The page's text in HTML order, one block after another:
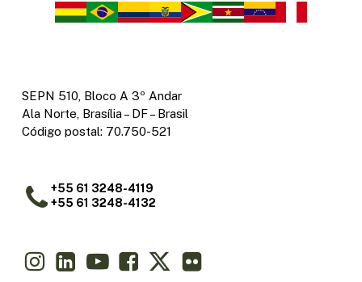
SEPN 510, Bloco A 3º Andar
Ala Norte, Brasília – DF – Brasil
Código postal: 70.750-521
+55 61 3248-4119
+55 61 3248-4132